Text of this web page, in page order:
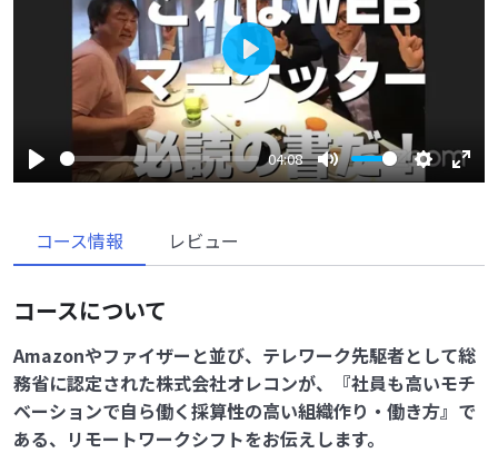
Play
04:08
Mute
Settings
Enter
Play
コース情報 レビュー
コースについて
Amazonやファイザーと並び、テレワーク先駆者として総
務省に認定された株式会社オレコンが、『社員も高いモチ
ベーションで自ら働く採算性の高い組織作り・働き方』で
ある、リモートワークシフトをお伝えします。